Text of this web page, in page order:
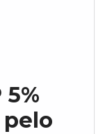
pelo